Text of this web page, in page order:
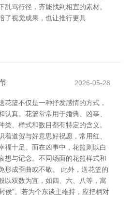
乱骂行径，齐能找到相宜的素材。
了视觉成果，也让推行更具
2026-05-28
花篮不仅是一种抒发感情的方式，
认真。花篮常常用于婚典、凶事、
类、样式和数目都有特定的含义。
着道贺与好意思好祝愿，常用红、
福十足。而在凶事中，花篮则以白
想与记念。不同场面的花篮样式和
形成歪曲或不敬。 此外，送花篮的
以双数为宜，如四、六、八等，寓
侯”。若为个东谈主维持，应把柄对